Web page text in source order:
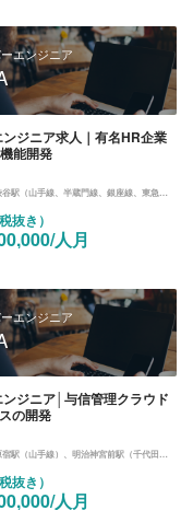
エンジニア
ジニア求人｜有名HR企業
能開発
駅（山手線、半蔵門線、銀座線、東急東横線、埼京線）
抜き）
人月
エンジニア
ジニア│与信管理クラウド
の開発
駅（山手線）、明治神宮前駅（千代田線）、北参道（副都心線）
抜き）
人月